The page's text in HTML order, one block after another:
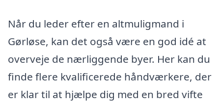
Når du leder efter en altmuligmand i
Gørløse, kan det også være en god idé at
overveje de nærliggende byer. Her kan du
finde flere kvalificerede håndværkere, der
er klar til at hjælpe dig med en bred vifte